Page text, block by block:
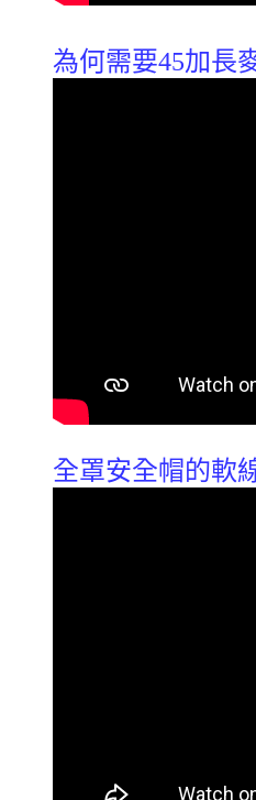
為何需要45加長
全罩安全帽的軟